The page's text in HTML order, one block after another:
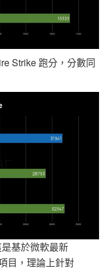
Strike 跑分，分數同
基於微軟最新
目，理論上針對